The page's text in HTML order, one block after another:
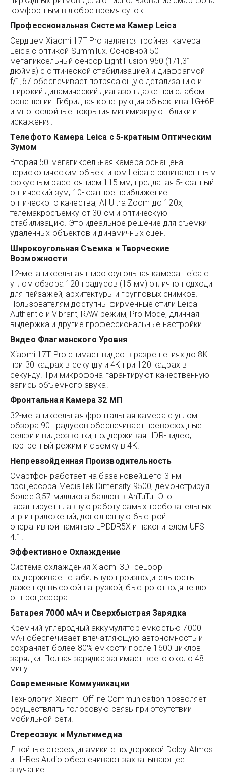
комфортным в любое время суток.
Профессиональная Система Камер Leica
Сердцем Xiaomi 17T Pro является тройная камера
Leica с оптикой Summilux. Основной 50-
мегапиксельный сенсор Light Fusion 950 (1/1,31
дюйма) с оптической стабилизацией и диафрагмой
f/1,67 обеспечивает потрясающую детализацию и
широкий динамический диапазон даже при слабом
освещении. Гибридная конструкция объектива 1G+6P
и многослойные покрытия минимизируют блики и
искажения.
Телефото Камера Leica с 5-кратным Оптическим
Зумом
Вторая 50-мегапиксельная камера оснащена
перископическим объективом Leica с эквивалентным
фокусным расстоянием 115 мм, предлагая 5-кратный
оптический зум, 10-кратное приближение
оптического качества, AI Ultra Zoom до 120x,
телемакросъемку от 30 см и оптическую
стабилизацию. Это идеальное решение для съемки
удаленных объектов и динамичных сцен.
Широкоугольная Съемка и Творческие
Возможности
12-мегапиксельная широкоугольная камера Leica с
углом обзора 120 градусов (15 мм) отлично подходит
для пейзажей, архитектуры и групповых снимков.
Пользователям доступны фирменные стили Leica
Authentic и Vibrant, RAW-режим, Pro Mode, длинная
выдержка и другие профессиональные настройки.
Видео Флагманского Уровня
Xiaomi 17T Pro снимает видео в разрешениях до 8K
при 30 кадрах в секунду и 4K при 120 кадрах в
секунду. Три микрофона гарантируют качественную
запись объемного звука.
Фронтальная Камера 32 МП
32-мегапиксельная фронтальная камера с углом
обзора 90 градусов обеспечивает превосходные
селфи и видеозвонки, поддерживая HDR-видео,
портретный режим и съемку в 4K.
Непревзойденная Производительность
Смартфон работает на базе новейшего 3-нм
процессора MediaTek Dimensity 9500, демонстрируя
более 3,57 миллиона баллов в AnTuTu. Это
гарантирует плавную работу самых требовательных
игр и приложений, дополненную быстрой
оперативной памятью LPDDR5X и накопителем UFS
4.1.
Эффективное Охлаждение
Система охлаждения Xiaomi 3D IceLoop
поддерживает стабильную производительность
даже под высокой нагрузкой, быстро отводя тепло
от процессора.
Батарея 7000 мАч и Сверхбыстрая Зарядка
Кремний-углеродный аккумулятор емкостью 7000
мАч обеспечивает впечатляющую автономность и
сохраняет более 80% емкости после 1600 циклов
зарядки. Полная зарядка занимает всего около 48
минут.
Современные Коммуникации
Технология Xiaomi Offline Communication позволяет
осуществлять голосовую связь при отсутствии
мобильной сети.
Стереозвук и Мультимедиа
Двойные стереодинамики с поддержкой Dolby Atmos
и Hi-Res Audio обеспечивают захватывающее
звучание.